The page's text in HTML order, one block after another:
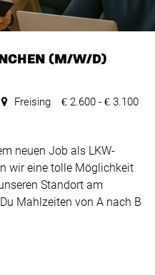
(M/W/D)
Freising € 2.600 - € 3.100
neuen Job als LKW-
wir eine tolle Möglichkeit
Standort am
Mahlzeiten von A nach B